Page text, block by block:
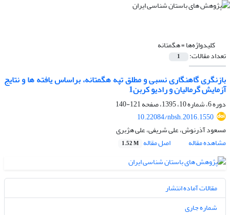
کلیدواژه‌ها =هگمتانه
تعداد مقالات: 1
بازنگری گاهنگاری نسبی و مطلق تپه هگمتانه، براساس یافته ها و نتایج
آزمایش گرمالیان و رادیو کربن1
دوره 6، شماره 10، 1395، صفحه
121-140
10.22084/nbsh.2016.1550
مسعود آذرنوش، علی شریفی، علی هژبری
مشاهده مقاله
اصل مقاله 1.52 M
مقالات آماده انتشار
شماره جاری